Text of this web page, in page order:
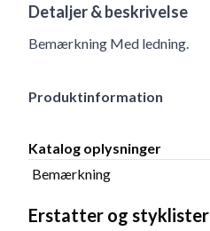
Detaljer & beskrivelse
Bemærkning Med ledning.
Produktinformation
Katalog oplysninger
Bemærkning
Erstatter og styklister